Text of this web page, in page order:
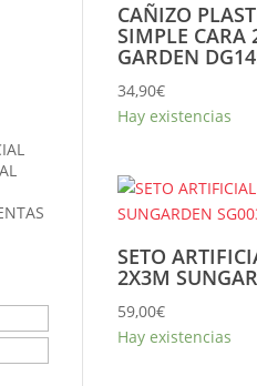
CAÑIZO
SIMPLE
GARDEN
34,90€
Hay existencias
SETO
2X3M
59,00€
Hay existencias